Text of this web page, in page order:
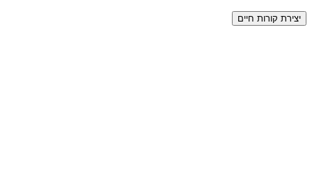
יצירת קורות חיים